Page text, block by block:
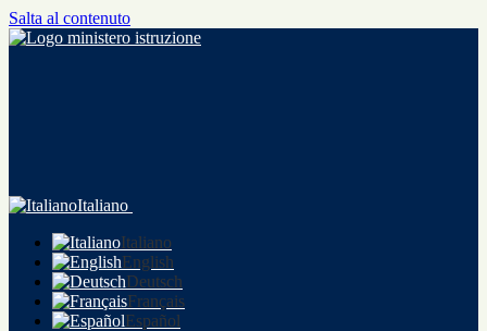
Salta al contenuto
Italiano
Italiano
English
Deutsch
Français
Español